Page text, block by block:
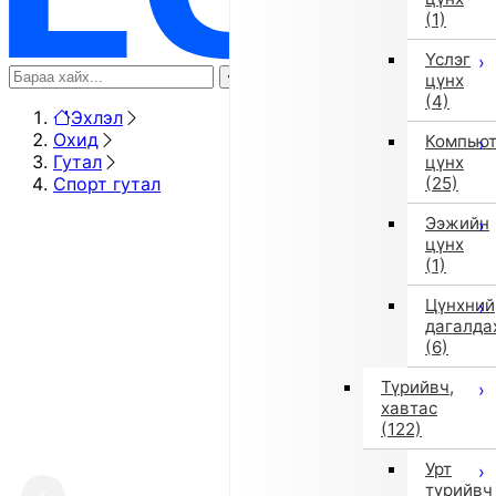
(1)
Үслэг
цүнх
(4)
цүнх
(25)
Ээжийн
цүнх
(1)
Цүнхний
(6)
Түрийвч,
хавтас
(122)
Урт
түрийвч
Эхлэл
Охид
Гутал
Спорт гутал